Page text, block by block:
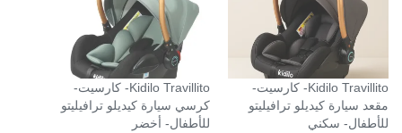
Kidilo Travillito- كارسيت-
مقعد سيارة كيديلو ترافيليتو
للأطفال- سكني
Kidilo Travillito- كارسيت-
كرسي سيارة كيديلو ترافيليتو
للأطفال- أخضر